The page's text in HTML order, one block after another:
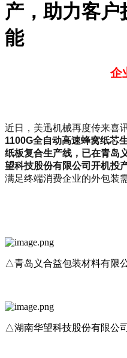
产，助力客
能
企
近日，美迅机械再度传来喜
1100G全自动高速蜂窝纸芯
纸板复合生产线，已在青岛
望科技股份有限公司开机投
满足终端消费企业的外包装需
△青岛义合益包装材料有限
△湖南华望科技股份有限公司